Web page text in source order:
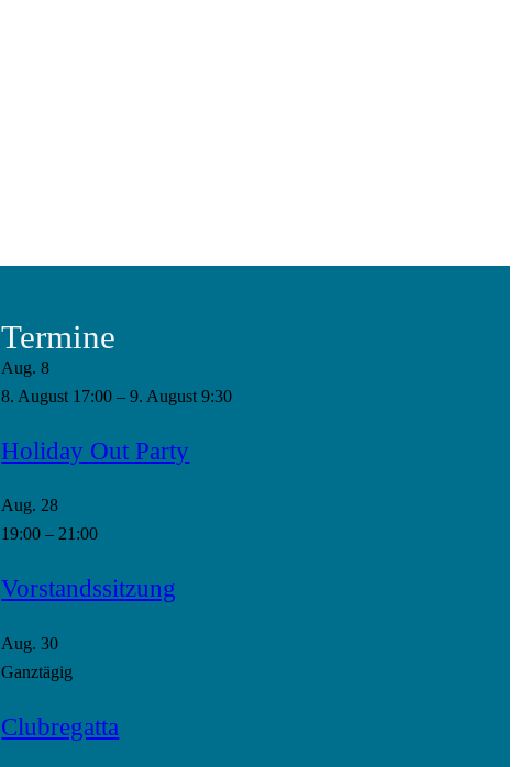
Termine
Aug.8
8. August 17:00 –9. August 9:30
Holiday Out Party
Aug. 28
19:00 – 21:00
Vorstandssitzung
Aug.30
Ganztägig
Clubregatta